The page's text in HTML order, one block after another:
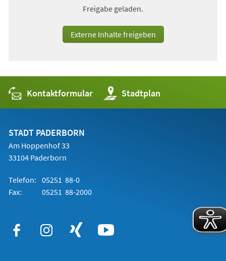
Freigabe geladen.
Externe Inhalte freigeben
Kontaktformular Stadtplan
(Öffnet
in
einem
STADT PADERBORN
Am Hoppenhof 33
33104 Paderborn
Telefon: 05251 88-0
Fax:
05251 88-2000